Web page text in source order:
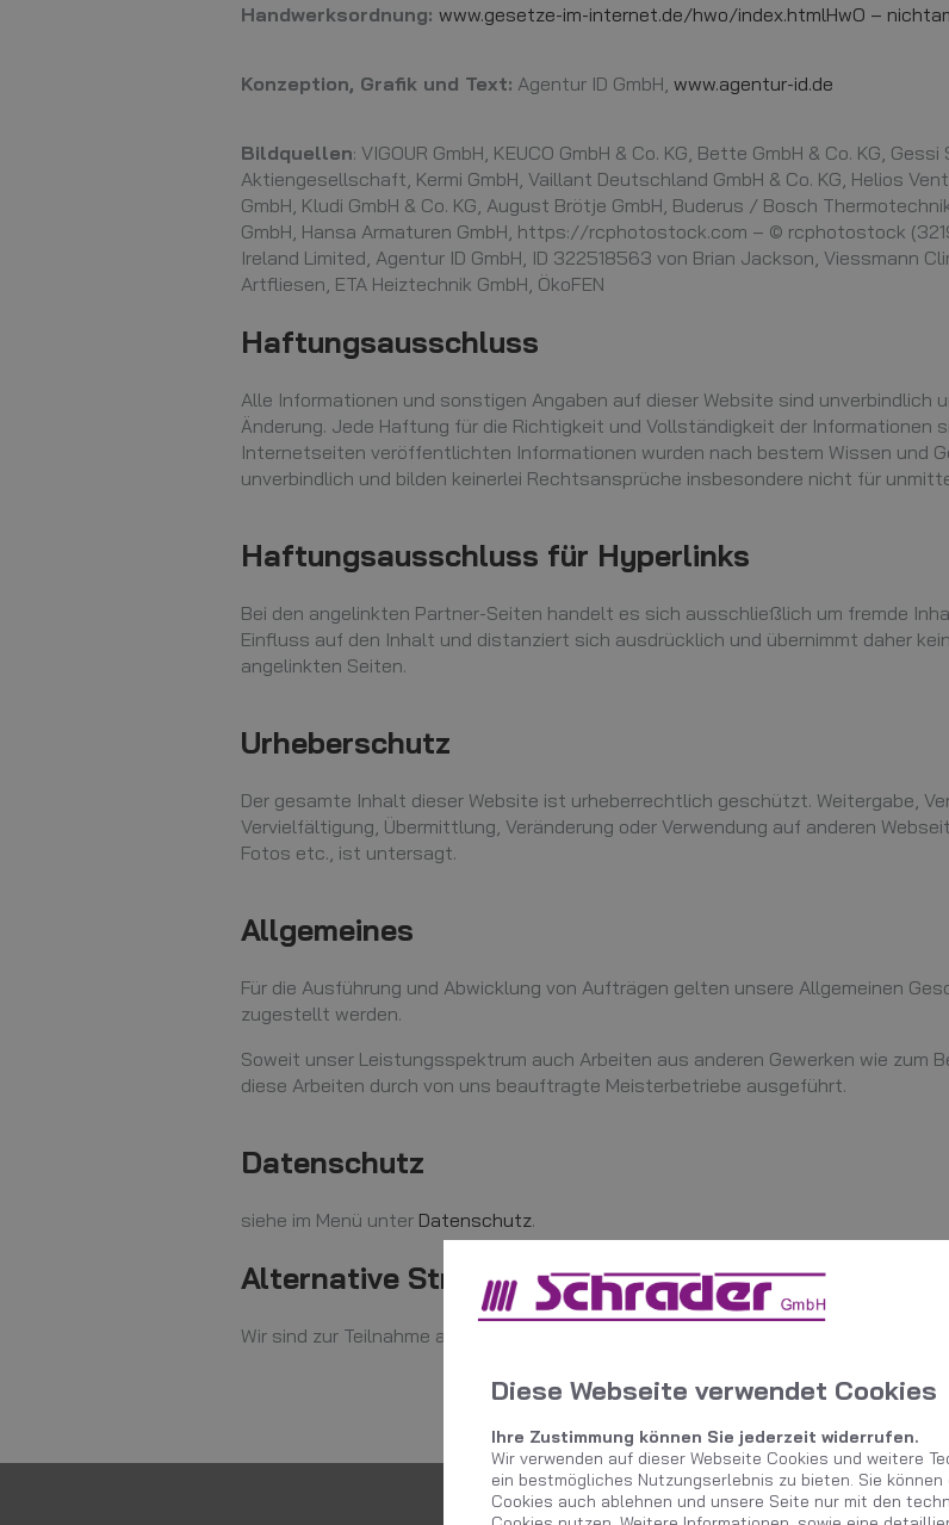
Handwerksordnung: www.gesetze-im-internet.de/hwo/index.htmlHwO –
Konzeption, Grafik und Text: Agentur ID GmbH, www.agentur-id.de
Bildquellen: VIGOUR GmbH, KEUCO GmbH & Co. KG, Bette GmbH & Co. KG,
Aktiengesellschaft, Kermi GmbH, Vaillant Deutschland GmbH & Co. KG, Helios
GmbH, Kludi GmbH & Co. KG, August Brötje GmbH, Buderus / Bosch
GmbH, Hansa Armaturen GmbH, https://rcphotostock.com – © rcphotostock
Ireland Limited, Agentur ID GmbH, ID 322518563 von Brian Jackson, Viessmann
Artfliesen, ETA Heiztechnik GmbH, ÖkoFEN
Haftungsausschluss
Alle Informationen und sonstigen Angaben auf dieser Website sind unverbindlich
Änderung. Jede Haftung für die Richtigkeit und Vollständigkeit der Informationen
Internetseiten veröffentlichten Informationen wurden nach bestem Wissen und
unverbindlich und bilden keinerlei Rechtsansprüche insbesondere nicht für
Haftungsausschluss für Hyperlinks
Bei den angelinkten Partner-Seiten handelt es sich ausschließlich um fremde
Einfluss auf den Inhalt und distanziert sich ausdrücklich und übernimmt daher
angelinkten Seiten.
Urheberschutz
Der gesamte Inhalt dieser Website ist urheberrechtlich geschützt. Weitergabe,
Vervielfältigung, Übermittlung, Veränderung oder Verwendung auf anderen
Fotos etc., ist untersagt.
Allgemeines
Für die Ausführung und Abwicklung von Aufträgen gelten unsere Allgemeinen
zugestellt werden.
Soweit unser Leistungsspektrum auch Arbeiten aus anderen Gewerken wie zum
diese Arbeiten durch von uns beauftragte Meisterbetriebe ausgeführt.
Datenschutz
siehe im Menü unter Datenschutz.
Alternative Streitbeilegung
Wir sind zur Teilnahme an einem Streitbeilegungsverfahren vor einer
Diese Webseite verwendet Cookies
Ihre Zustimmung können Sie jederzeit widerrufen.
Wir verwenden auf dieser Webseite Cookies und weitere
ein bestmögliches Nutzungserlebnis zu bieten. Sie können
Cookies auch ablehnen und unsere Seite nur mit den